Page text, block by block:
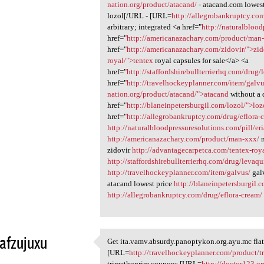
nation.org/product/atacand/ - atacand.com
lozol[/URL - [URL=http://
arbitrary; integrated <a href="http://
href="http://americanazachary.com/product/
href="http://americanazachary.com/zidovir/
royal/">tentex royal capsules for sale</a> <a
href="http://staffordshirebullterrierhq.com/
href="http://travelhockeyplanner.com/item/
nation.org/product/atacand/">atacand without a
href="http://blaneinpetersburgil.com/lozol/
href="http://allegrobankruptcy.com/drug/eflora-
http://naturalbloodpressuresolutions.com/pill/
http://americanazachary.com/product/man-xxx/
zidovirhttp://advantagecarpetca.com/tentex-
http://staffordshirebullterrierhq.com/drug/
http://travelhockeyplanner.com/item/galvus/
atacand lowest pricehttp://
http://allegrobankruptcy.com/drug/eflora-cream/
Get ita.vamv.absurdy
Get ita.vamv.absurdy.panoptykon.org.ayu.mc
[URL=http://travelhockeyplanner.com/product/